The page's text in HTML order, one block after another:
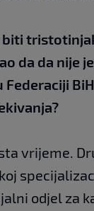
biti
da da nije
vrijeme.
odjel za